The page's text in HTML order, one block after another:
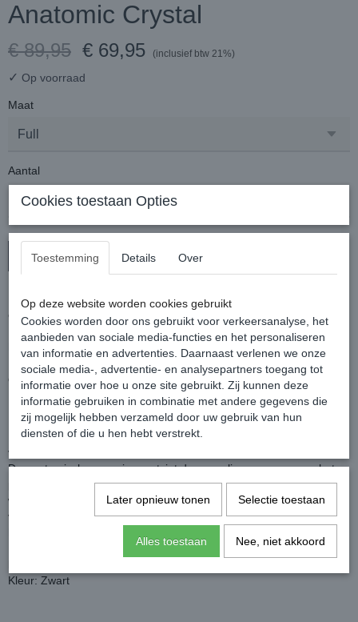
Anatomic Crystal
€ 89,95 € 69,95 (inclusief btw 21%)
✓ Op voorraad
Maat
Aantal
In winkelwagen
Lederen, extra soft hoofdstel met speciale, anatomische
eigenschappen.
Dit hoofdstel is uitgevoerd met fraaie kristallen op de frontriem en
het kopstuk is ook extra zacht en anatomisch gevormd.
Uitgevoerd met hangende frontriem, dit draagt bij aan verminderde
druk bij de oren van het paard.
Blinde sluitingen aan bakstukken en teugels.
Het hoofdstel wordt geleverd inclusief webband teugels.
Een anatomisch hoofdstel kan zeker bijdragen aan meer comfort
voor het paard en dus verbeterde prestaties.
De anatomische neusriem ontziet de gevoelige zenuwen van het
paardenhoofd. Er is nog steeds minder druk op de neusvleugels
wat de ademhaling ten goede komt en de prestaties kan
verbeteren. De neusriem bevordert tevens een stillere ligging van
De keelriem zorgt voor stabiliteit doordat het hoofdstel op zijn plek
Kleur: Zwart
Cookies toestaan Opties
Toestemming Details Over
Op deze website worden cookies gebruikt
Cookies worden door ons gebruikt voor verkeersanalyse, het
aanbieden van sociale media-functies en het personaliseren
van informatie en advertenties. Daarnaast verlenen we onze
sociale media-, advertentie- en analysepartners toegang tot
informatie over hoe u onze site gebruikt. Zij kunnen deze
informatie gebruiken in combinatie met andere gegevens die
zij mogelijk hebben verzameld door uw gebruik van hun
diensten of die u hen hebt verstrekt.
Later opnieuw tonen Selectie toestaan
Alles toestaan Nee, niet akkoord